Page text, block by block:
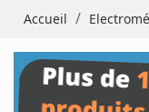
Accueil